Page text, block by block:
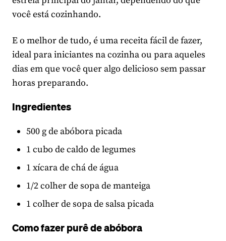
você está cozinhando.
E o melhor de tudo, é uma receita fácil de fazer,
ideal para iniciantes na cozinha ou para aqueles
dias em que você quer algo delicioso sem passar
horas preparando.
Ingredientes
500 g de abóbora picada
1 cubo de caldo de legumes
1 xícara de chá de água
1/2 colher de sopa de manteiga
1 colher de sopa de salsa picada
Como fazer purê de abóbora